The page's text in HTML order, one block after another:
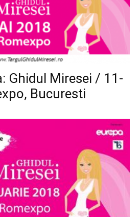
Ghidul Miresei / 11-
Bucuresti